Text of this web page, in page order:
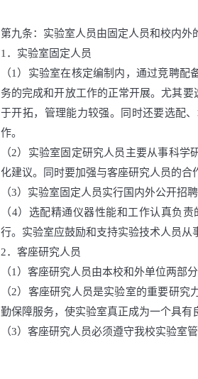
第九条：实验室人员由固定人员和校内外
1．实验室固定人员
（1）实验室在核定编制内，通过竞聘
务的完成和开放工作的正常开展。尤其
于开拓，管理能力较强。同时还要选配
作。
（2）实验室固定研究人员主要从事科
化建议。同时要加强与客座研究人员的合
（3）实验室固定人员实行国内外公开招
（4）选配精通仪器性能和工作认真负
行。实验室应鼓励和支持实验技术人员从
2．客座研究人员
（1）客座研究人员由本校和外单位两部分
（2）客座研究人员是实验室的重要研
勤保障服务，使实验室真正成为一个具有
（3）客座研究人员必须遵守我校实验室